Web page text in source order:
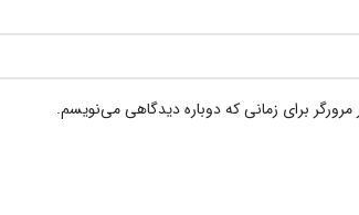
برای زمانی که دوباره دیدگاهی می‌نویسم.